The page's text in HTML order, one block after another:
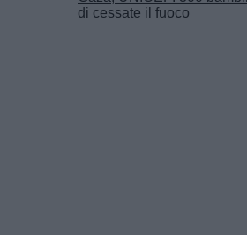
di cessate il fuoco